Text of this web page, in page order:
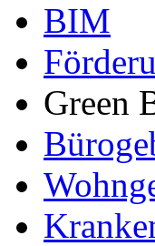
BIM
Green